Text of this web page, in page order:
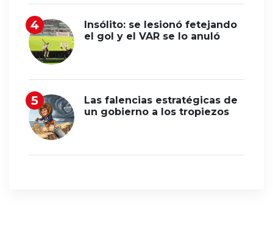
Insólito: se lesionó fetejando
el gol y el VAR se lo anuló
Las falencias estratégicas de
un gobierno a los tropiezos